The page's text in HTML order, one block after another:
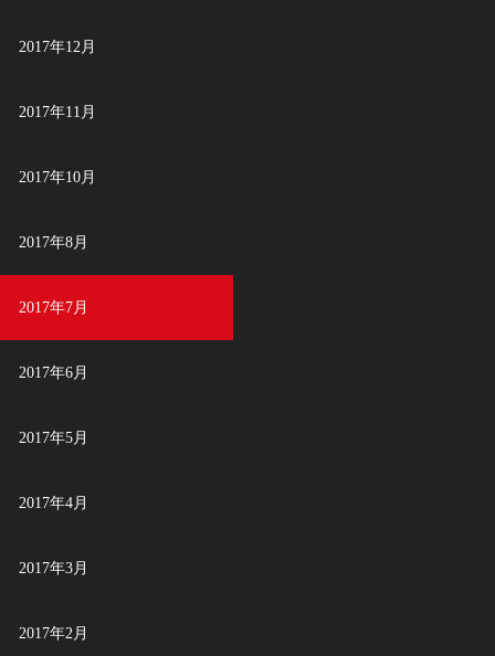
2017年12月
2017年11月
2017年10月
2017年8月
2017年7月
2017年6月
2017年5月
2017年4月
2017年3月
2017年2月